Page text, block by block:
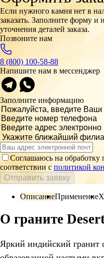
Если нужного камня нет в
заказать. Заполните форму
уточнения деталей заказа.
Позвоните нам
8 (800) 100-58-88
Напишите нам в мессенджер
Заполните информацию
Соглашаюсь на обработку
соответствии с политикой
Отправить заявку
ОписаниеПрименение
О граните
Яркий индийский гранит